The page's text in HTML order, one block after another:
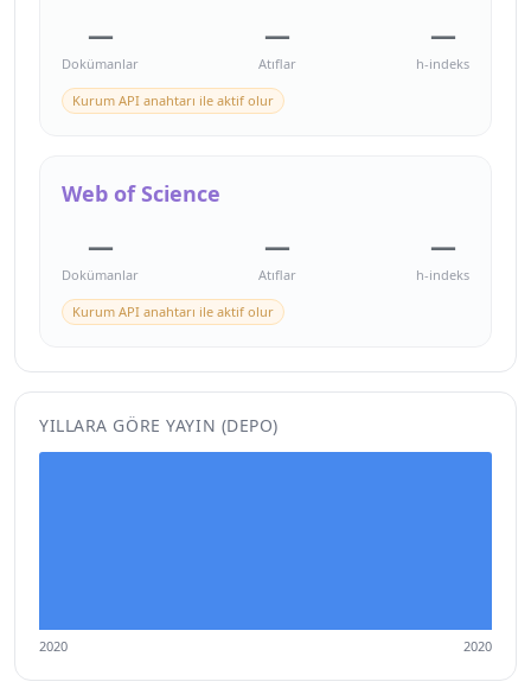
—
Dokümanlar
—
Atıflar
—
h-indeks
Kurum API anahtarı ile aktif olur
Web of Science
—
Dokümanlar
—
Atıflar
—
h-indeks
Kurum API anahtarı ile aktif olur
YILLARA GÖRE YAYIN (DEPO)
2020 2020